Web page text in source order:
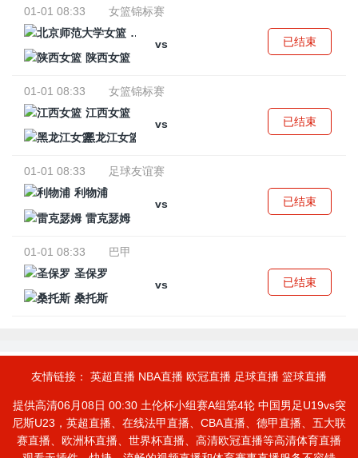
01-01 08:33
女篮锦标赛
北京师范大学女篮
vs
陕西女篮
已结束
01-01 08:33
女篮锦标赛
江西女篮
vs
黑龙江女篮
已结束
01-01 08:33
足球友谊赛
利物浦
vs
雷克瑟姆
已结束
01-01 08:33
巴甲
圣保罗
vs
桑托斯
已结束
友情链接： 英超直播 NBA直播 欧冠直播 足球直播 篮球直播
提供高清06月08日 00:30 土伦杯小组赛A组第4轮 中国男足U19vs突
尼斯U23，英超直播、在线法甲直播、CBA直播、德甲直播、五大联
赛直播、欧洲杯直播、世界杯直播、高清欧冠直播等高清体育直播